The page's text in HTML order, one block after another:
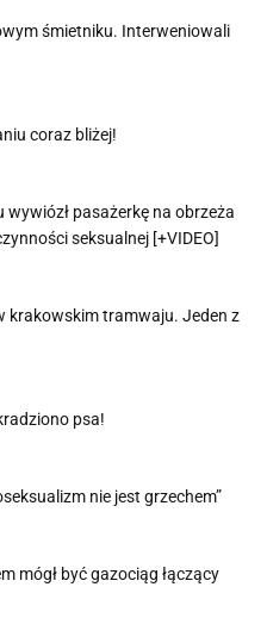
śmietniku. Interweniowali
coraz bliżej!
pasażerkę na obrzeża
seksualnej [+VIDEO]
krakowskim tramwaju. Jeden z
psa!
nie jest grzechem”
mógł być gazociąg łączący